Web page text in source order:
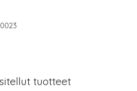
tuotteet